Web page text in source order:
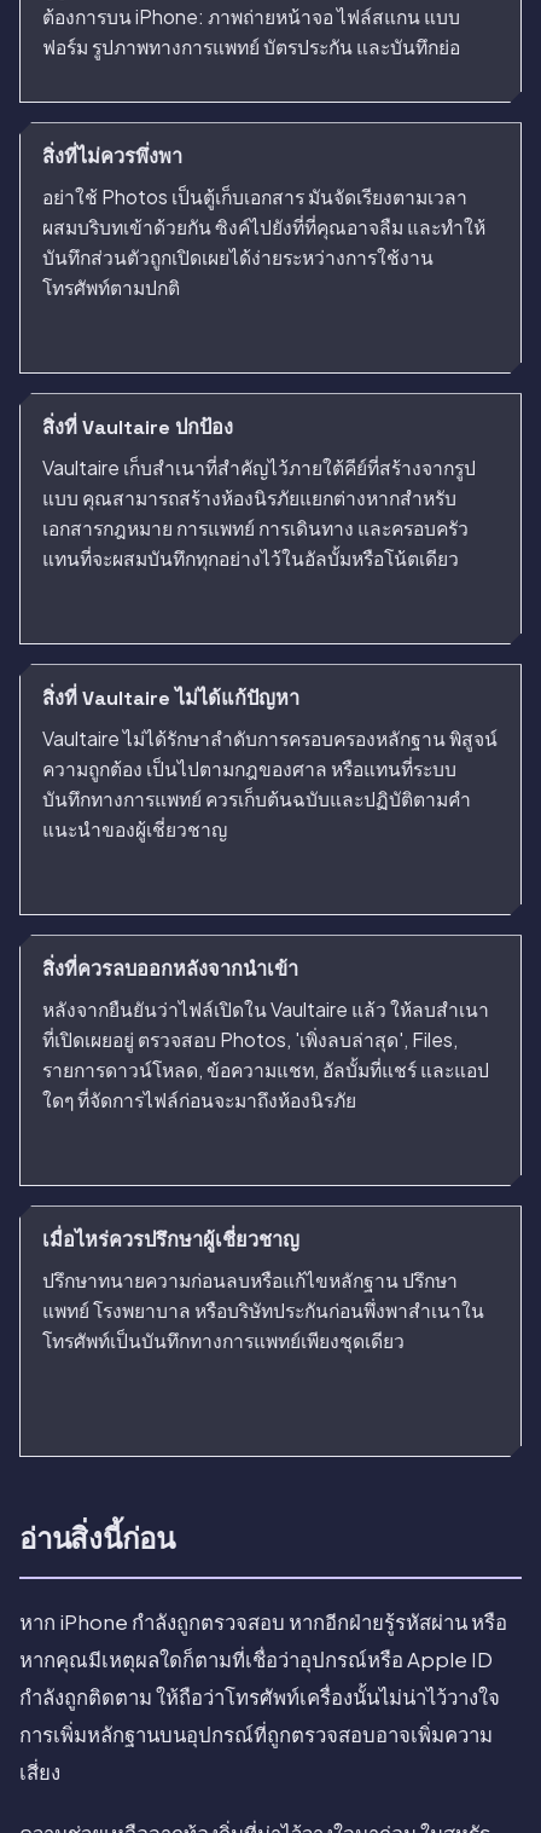
ต้องการบน iPhone: ภาพถ่ายหน้าจอ ไฟล์สแกน แบบ
ฟอร์ม รูปภาพทางการแพทย์ บัตรประกัน และบันทึกย่อ
สิ่งที่ไม่ควรพึ่งพา
อย่าใช้ Photos เป็นตู้เก็บเอกสาร มันจัดเรียงตามเวลา
ผสมบริบทเข้าด้วยกัน ซิงค์ไปยังที่ที่คุณอาจลืม และทำให้
บันทึกส่วนตัวถูกเปิดเผยได้ง่ายระหว่างการใช้งาน
โทรศัพท์ตามปกติ
สิ่งที่ Vaultaire ปกป้อง
Vaultaire เก็บสำเนาที่สำคัญไว้ภายใต้คีย์ที่สร้างจากรูป
แบบ คุณสามารถสร้างห้องนิรภัยแยกต่างหากสำหรับ
เอกสารกฎหมาย การแพทย์ การเดินทาง และครอบครัว
แทนที่จะผสมบันทึกทุกอย่างไว้ในอัลบั้มหรือโน้ตเดียว
สิ่งที่ Vaultaire ไม่ได้แก้ปัญหา
Vaultaire ไม่ได้รักษาลำดับการครอบครองหลักฐาน พิสูจน์
ความถูกต้อง เป็นไปตามกฎของศาล หรือแทนที่ระบบ
บันทึกทางการแพทย์ ควรเก็บต้นฉบับและปฏิบัติตามคำ
แนะนำของผู้เชี่ยวชาญ
สิ่งที่ควรลบออกหลังจากนำเข้า
หลังจากยืนยันว่าไฟล์เปิดใน Vaultaire แล้ว ให้ลบสำเนา
ที่เปิดเผยอยู่ ตรวจสอบ Photos, 'เพิ่งลบล่าสุด', Files,
รายการดาวน์โหลด, ข้อความแชท, อัลบั้มที่แชร์ และแอป
ใดๆ ที่จัดการไฟล์ก่อนจะมาถึงห้องนิรภัย
เมื่อไหร่ควรปรึกษาผู้เชี่ยวชาญ
ปรึกษาทนายความก่อนลบหรือแก้ไขหลักฐาน ปรึกษา
แพทย์ โรงพยาบาล หรือบริษัทประกันก่อนพึ่งพาสำเนาใน
โทรศัพท์เป็นบันทึกทางการแพทย์เพียงชุดเดียว
อ่านสิ่งนี้ก่อน
หาก iPhone กำลังถูกตรวจสอบ หากอีกฝ่ายรู้รหัสผ่าน หรือ
หากคุณมีเหตุผลใดก็ตามที่เชื่อว่าอุปกรณ์หรือ Apple ID
กำลังถูกติดตาม ให้ถือว่าโทรศัพท์เครื่องนั้นไม่น่าไว้วางใจ
การเพิ่มหลักฐานบนอุปกรณ์ที่ถูกตรวจสอบอาจเพิ่มความ
เสี่ยง